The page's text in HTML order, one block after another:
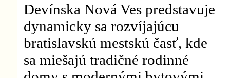
Devínska Nová Ves predstavuje
dynamicky sa rozvíjajúcu
bratislavskú mestskú časť, kde
sa miešajú tradičné rodinné